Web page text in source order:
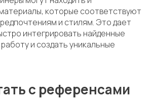
которые соответствуют
и стилям. Это дает
интегрировать найденные
и создать уникальные
с референсами